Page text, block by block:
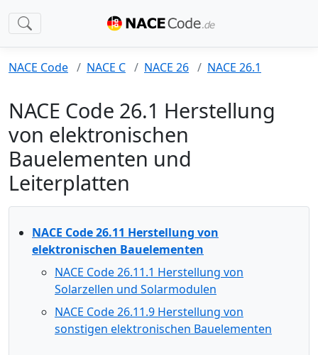
NACE Code NACE C NACE 26 NACE 26.1
NACE Code 26.1 Herstellung
von elektronischen
Bauelementen und
Leiterplatten
NACE Code 26.11 Herstellung von
elektronischen Bauelementen
NACE Code 26.11.1 Herstellung von
Solarzellen und Solarmodulen
NACE Code 26.11.9 Herstellung von
sonstigen elektronischen Bauelementen